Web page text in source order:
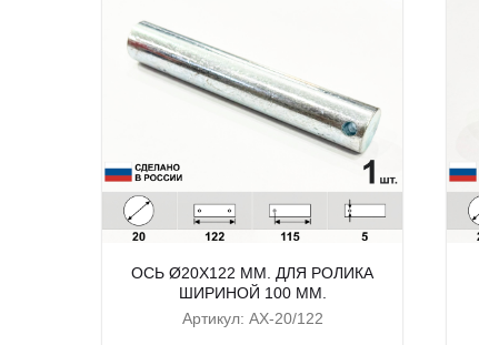
ОСЬ Ø20X122 ММ. ДЛЯ РОЛИКА
ШИРИНОЙ 100 ММ.
Артикул: AX-20/122